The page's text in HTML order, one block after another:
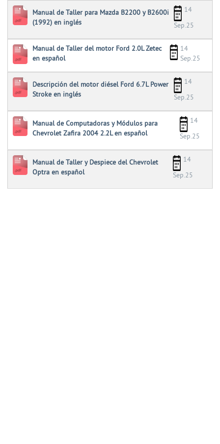
Manual de Taller para Mazda B2200 y B2600i
(1992) en inglés
14
Sep.25
Manual de Taller del motor Ford 2.0L Zetec
en español
14
Sep.25
Descripción del motor diésel Ford 6.7L Power
Stroke en inglés
14
Sep.25
Manual de Computadoras y Módulos para
Chevrolet Zafira 2004 2.2L en español
14
Sep.25
Manual de Taller y Despiece del Chevrolet
Optra en español
14
Sep.25